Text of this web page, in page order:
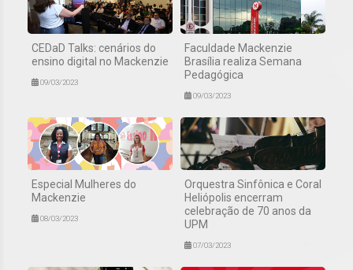
CEDaD Talks: cenários do
ensino digital no Mackenzie
09/03/2023
Faculdade Mackenzie
Brasília realiza Semana
Pedagógica
09/03/2023
Especial Mulheres do
Mackenzie
08/03/2023
Orquestra Sinfônica e Coral
Heliópolis encerram
celebração de 70 anos da
UPM
07/03/2023